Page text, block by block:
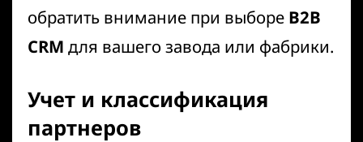
обратить внимание при выборе B2B
CRM для вашего завода или фабрики.
Учет и классификация
партнеров